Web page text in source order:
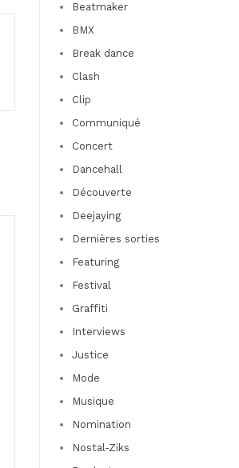
Beatmaker
BMX
Break dance
Clash
Clip
Communiqué
Concert
Dancehall
Découverte
Deejaying
Dernières sorties
Featuring
Festival
Graffiti
Interviews
Justice
Mode
Musique
Nomination
Nostal-Ziks